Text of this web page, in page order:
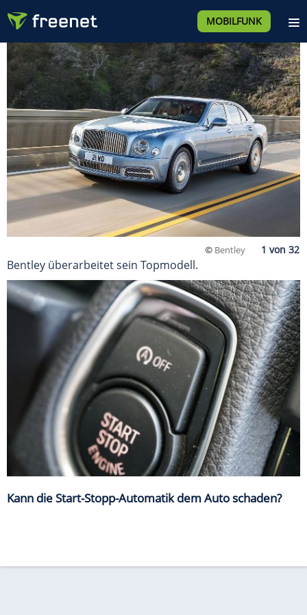
MOBILFUNK
© Bentley
Bentley überarbeitet sein Topmodell.
Kann die Start-Stopp-Automatik dem Auto schaden?